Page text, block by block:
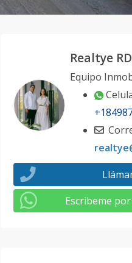
Realtye RD
Equipo
Escribeme